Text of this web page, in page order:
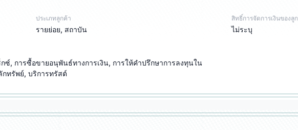
ประเภทลูกค้า
รายย่อย, สถาบัน
สิทธิ์การจัดการเงินของลู
ไม่ระบุ
ซ์, การซื้อขายอนุพันธ์ทางการเงิน, การให้คำปรึกษาการลงทุนใน
ทรัพย์, บริการทรัสต์